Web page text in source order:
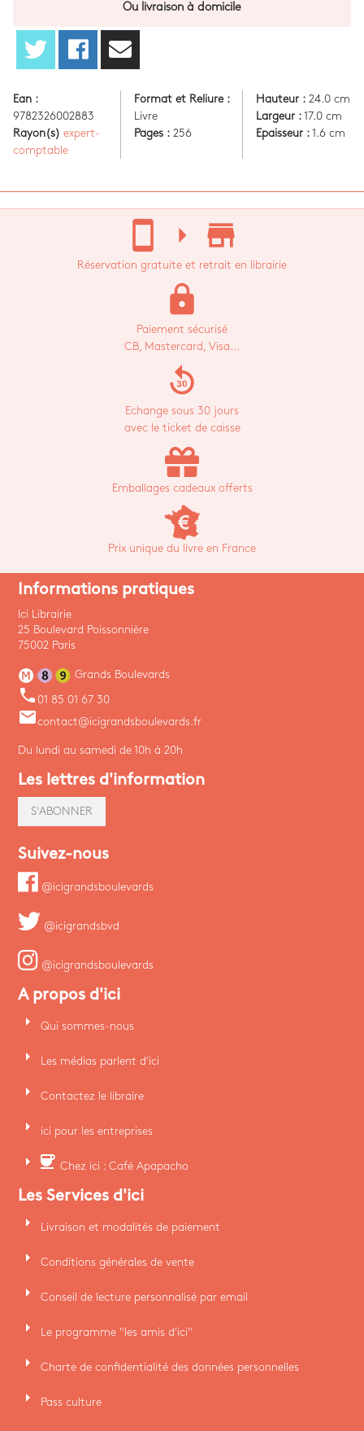
Ou livraison à domicile
Ean :
9782326002883
Rayon(s) expert-
comptable
Format et Reliure :
Livre
Pages : 256
Hauteur :24.0 cm
Largeur :17.0 cm
Epaisseur :1.6 cm
stay_current_portrait arrow_right store_mall_directory
Réservation gratuite et retrait en librairie
lock
Paiement sécurisé
CB, Mastercard, Visa...
replay_30
Echange sous 30 jours
avec le ticket de caisse
Emballages cadeaux offerts
Prix unique du livre en France
Informations pratiques
Ici Librairie
25 Boulevard Poissonnière
75002 Paris
Grands Boulevards
phone 01 85 01 67 30
emailcontact@icigrandsboulevards.fr
Du lundi au samedi de 10h à 20h
Les lettres d'information
S'ABONNER
Suivez-nous
@icigrandsboulevards
@icigrandsbvd
@icigrandsboulevards
A propos d'ici
arrow_right Qui sommes-nous
arrow_right Les médias parlent d'ici
arrow_right Contactez le libraire
arrow_right ici pour les entreprises
arrow_right coffee Chez ici : Café Apapacho
Les Services d'ici
arrow_right Livraison et modalités de paiement
arrow_right Conditions générales de vente
arrow_right Conseil de lecture personnalisé par email
arrow_right Le programme "les amis d'ici"
arrow_right Charte de confidentialité des données personnelles
arrow_right Pass culture